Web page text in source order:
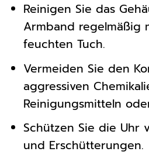
Reinigen Sie das
Armband regelmäßig
feuchten Tuch.
Vermeiden Sie den
aggressiven
Reinigungsmitteln
Schützen Sie die Uhr
und Erschütterungen.